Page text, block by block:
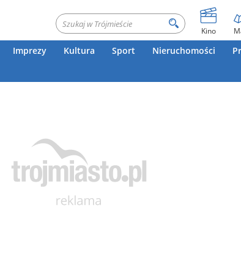
Kino
Imprezy Kultura Sport Nieruchomości